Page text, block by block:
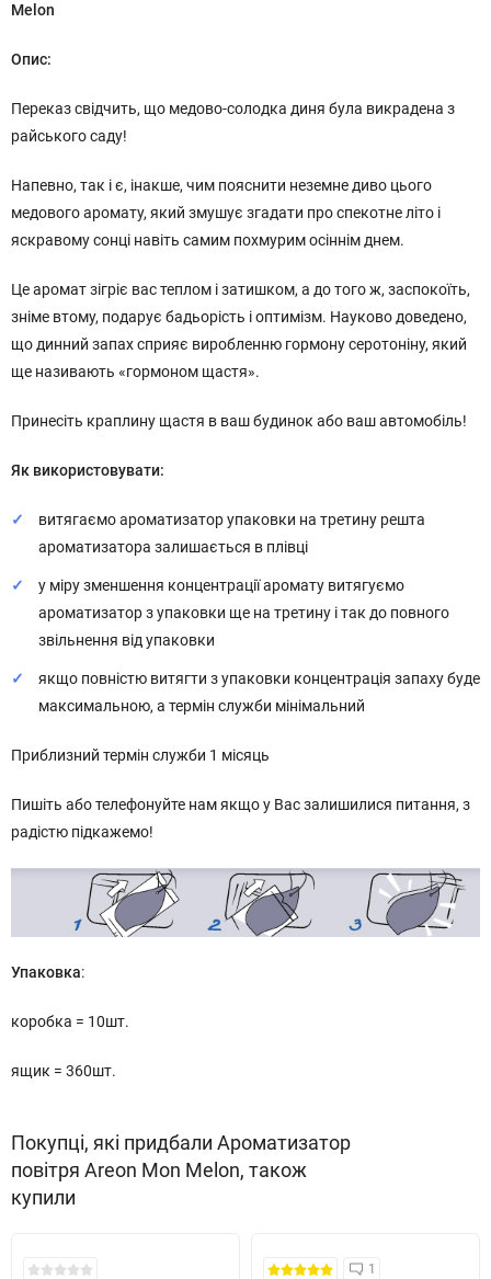
Melon
Опис:
Переказ свідчить, що медово-солодка диня була викрадена з
райського саду!
Напевно, так і є, інакше, чим пояснити неземне диво цього
медового аромату, який змушує згадати про спекотне літо і
яскравому сонці навіть самим похмурим осіннім днем.
Це аромат зігріє вас теплом і затишком, а до того ж, заспокоїть,
зніме втому, подарує бадьорість і оптимізм. Науково доведено,
що динний запах сприяє виробленню гормону серотоніну, який
ще називають «гормоном щастя».
Принесіть краплину щастя в ваш будинок або ваш автомобіль!
Як використовувати:
витягаємо ароматизатор упаковки на третину решта
ароматизатора залишається в плівці
у міру зменшення концентрації аромату витягуємо
ароматизатор з упаковки ще на третину і так до повного
звільнення від упаковки
якщо повністю витягти з упаковки концентрація запаху буде
максимальною, а термін служби мінімальний
Приблизний термін служби 1 місяць
Пишіть або телефонуйте нам якщо у Вас залишилися питання, з
радістю підкажемо!
Упаковка:
коробка = 10шт.
ящик = 360шт.
Покупці, які придбали Ароматизатор
повітря Areon Mon Melon, також
купили
1